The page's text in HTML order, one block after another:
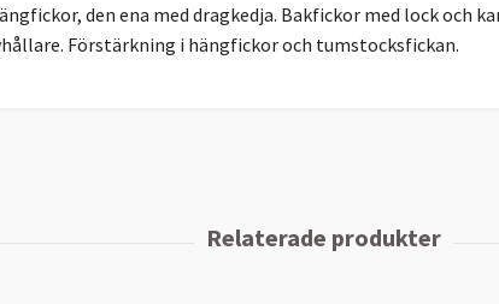
den ena med dragkedja. Bakfickor med lock och
Förstärkning i hängfickor och tumstocksfickan.